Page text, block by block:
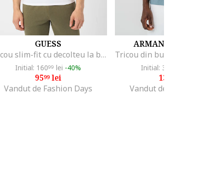
GUESS
Tricou slim-fit cu decolteu la baza gatului, Alb
Initial: 16099 lei -40%
9599lei
Vandut de Fashion Days
ARMANI EXCHANGE
Initial: 348
139
Vandut de Fashion Days